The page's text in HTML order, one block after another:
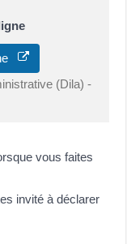
(Dila) -
vous faites
invité à déclarer